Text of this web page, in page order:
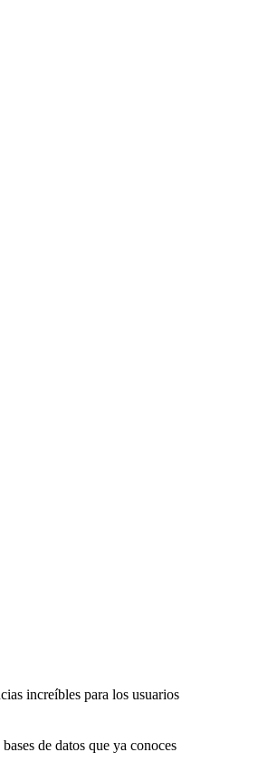
increíbles para los usuarios
de datos que ya conoces